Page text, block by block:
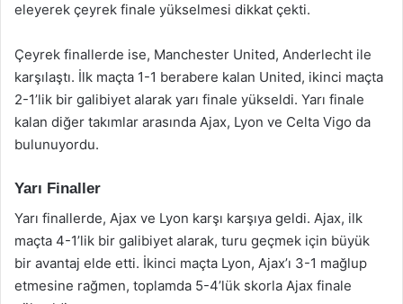
eleyerek çeyrek finale yükselmesi dikkat çekti.
Çeyrek finallerde ise, Manchester United, Anderlecht ile
karşılaştı. İlk maçta 1-1 berabere kalan United, ikinci maçta
2-1’lik bir galibiyet alarak yarı finale yükseldi. Yarı finale
kalan diğer takımlar arasında Ajax, Lyon ve Celta Vigo da
bulunuyordu.
Yarı Finaller
Yarı finallerde, Ajax ve Lyon karşı karşıya geldi. Ajax, ilk
maçta 4-1’lik bir galibiyet alarak, turu geçmek için büyük
bir avantaj elde etti. İkinci maçta Lyon, Ajax’ı 3-1 mağlup
etmesine rağmen, toplamda 5-4’lük skorla Ajax finale